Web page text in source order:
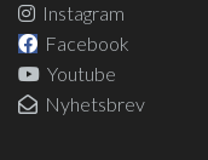
Instagram
Facebook
Youtube
Nyhetsbrev